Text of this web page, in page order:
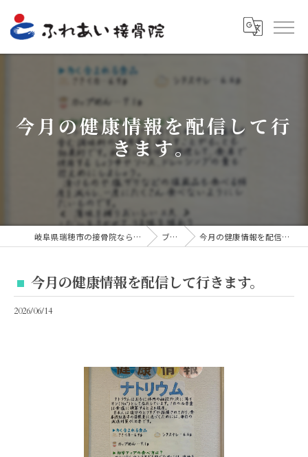
今月の健康情報を配信して行
きます。
岐阜県瑞穂市の接骨院ならふれあい接骨院 ブログ 今月の健康情報を配信して行きます。
今月の健康情報を配信して行きます。
2026/06/14